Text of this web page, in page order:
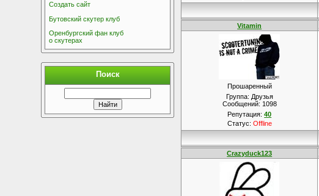
Создать сайт
Бутовский скутер клуб
Оренбургский фан клуб
о скутерах
Поиск
Vitamin
Прошаренный
Группа: Друзья
Сообщений: 1098
Репутация:40
Статус: Offline
Crazyduck123